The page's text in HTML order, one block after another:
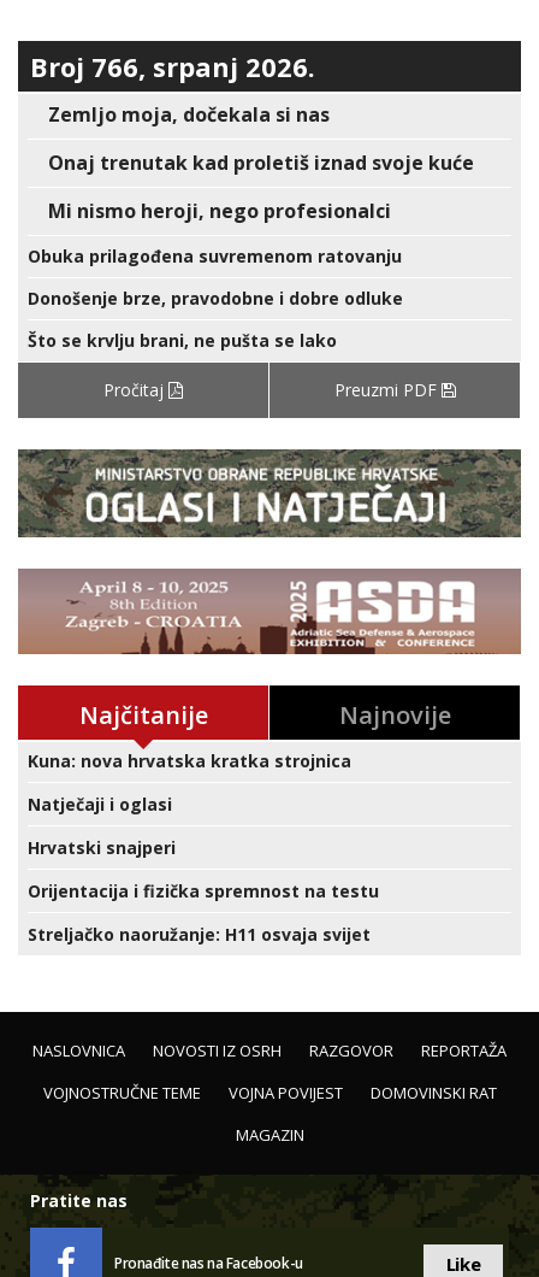
Broj 766, srpanj 2026.
Zemljo moja, dočekala si nas
Onaj trenutak kad proletiš iznad svoje kuće
Mi nismo heroji, nego profesionalci
Obuka prilagođena suvremenom ratovanju
Donošenje brze, pravodobne i dobre odluke
Što se krvlju brani, ne pušta se lako
Pročitaj Preuzmi PDF
Najčitanije Najnovije
Kuna: nova hrvatska kratka strojnica
Natječaji i oglasi
Hrvatski snajperi
Orijentacija i fizička spremnost na testu
Streljačko naoružanje: H11 osvaja svijet
NASLOVNICA NOVOSTI IZ OSRH RAZGOVOR
REPORTAŽA
VOJNOSTRUČNE TEME
VOJNA POVIJEST
DOMOVINSKI RAT
MAGAZIN
Pratite nas
Pronađite nas na Facebook-u Like